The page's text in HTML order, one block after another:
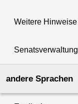
Weitere Hinweise
Senatsverwaltung
andere Sprachen